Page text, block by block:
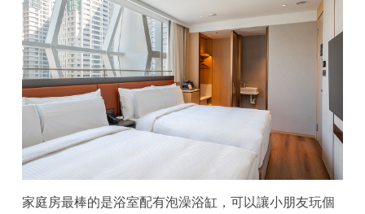
家庭房最棒的是浴室配有泡澡浴缸，可以讓小朋友玩個